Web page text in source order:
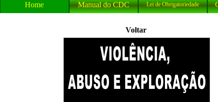
Home Manual do CDC Lei de Obrigatoriedade
Voltar